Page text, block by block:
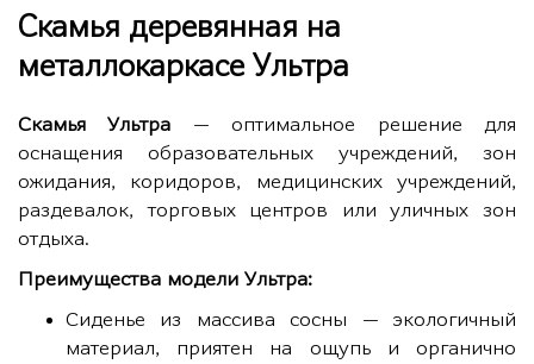
Скамья деревянная на
металлокаркасе Ультра
Скамья Ультра — оптимальное решение для
оснащения образовательных учреждений, зон
ожидания, коридоров, медицинских учреждений,
раздевалок, торговых центров или уличных зон
отдыха.
Преимущества модели Ультра:
Сиденье из массива сосны — экологичный
материал, приятен на ощупь и органично